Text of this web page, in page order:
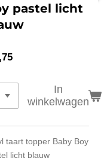
pastel licht
In
winkelwagen
taart topper Baby Boy
licht blauw